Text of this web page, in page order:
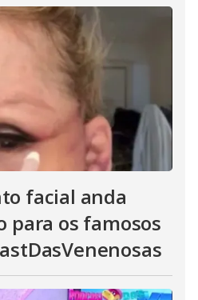
facial anda
para os famosos